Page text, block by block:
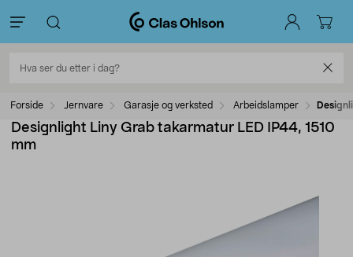
Forside Jernvare Garasje og verksted Arbeidslamper
Designlight Liny Grab takarmatur LED IP44, 1510
mm